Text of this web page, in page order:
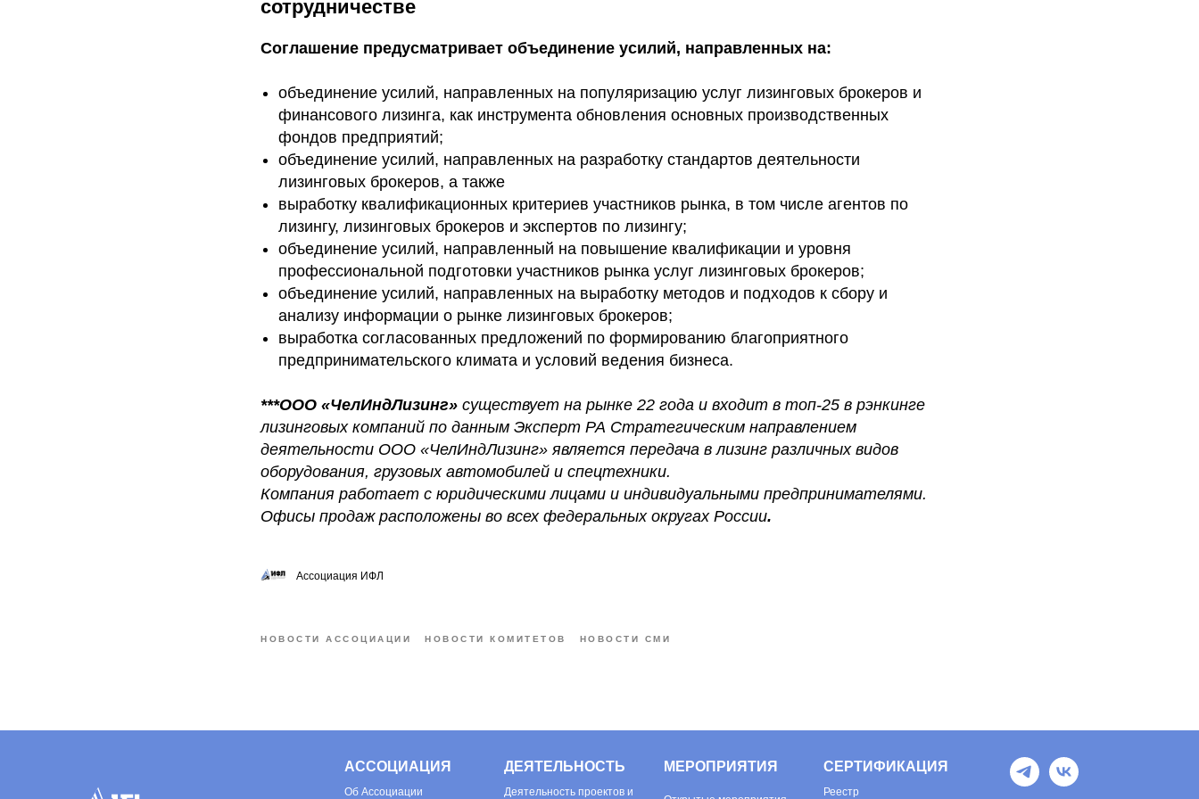
сотрудничестве
Соглашение предусматривает объединение усилий, направленных на:
объединение усилий, направленных на популяризацию услуг лизинговых брокеров и
финансового лизинга, как инструмента обновления основных производственных
фондов предприятий;
объединение усилий, направленных на разработку стандартов деятельности
лизинговых брокеров, а также
выработку квалификационных критериев участников рынка, в том числе агентов по
лизингу, лизинговых брокеров и экспертов по лизингу;
объединение усилий, направленный на повышение квалификации и уровня
профессиональной подготовки участников рынка услуг лизинговых брокеров;
объединение усилий, направленных на выработку методов и подходов к сбору и
анализу информации о рынке лизинговых брокеров;
выработка согласованных предложений по формированию благоприятного
предпринимательского климата и условий ведения бизнеса.
***ООО «ЧелИндЛизинг» существует на рынке 22 года и входит в топ-25 в рэнкинге
лизинговых компаний по данным Эксперт РА Стратегическим направлением
деятельности ООО «ЧелИндЛизинг» является передача в лизинг различных видов
оборудования, грузовых автомобилей и спецтехники.
Компания работает с юридическими лицами и индивидуальными предпринимателями.
Офисы продаж расположены во всех федеральных округах России.
Ассоциация ИФЛ
НОВОСТИ АССОЦИАЦИИ НОВОСТИ КОМИТЕТОВ НОВОСТИ СМИ
АССОЦИАЦИЯ
Об Ассоциации
ДЕЯТЕЛЬНОСТЬ
Деятельность проектов и
МЕРОПРИЯТИЯ СЕРТИФИКАЦИЯ
Реестр